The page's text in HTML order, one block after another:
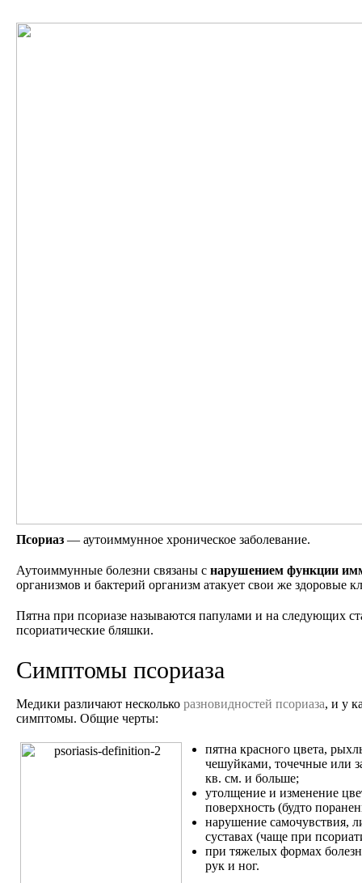
Псориаз — аутоиммунное хроническое заболевание.
Аутоиммунные болезни связаны с нарушением функции
организмов и бактерий организм атакует свои же здоровые
Пятна при псориазе называются папулами и на следующих
псориатические бляшки.
Симптомы псориаза
Медики различают несколько разновидностей псориаза, и у
симптомы. Общие черты:
пятна красного цвета,
чешуйками, точечные или
кв. см. и больше;
утолщение и изменение
поверхность (будто
нарушение самочувствия,
суставах (чаще при
при тяжелых формах
рук и ног.